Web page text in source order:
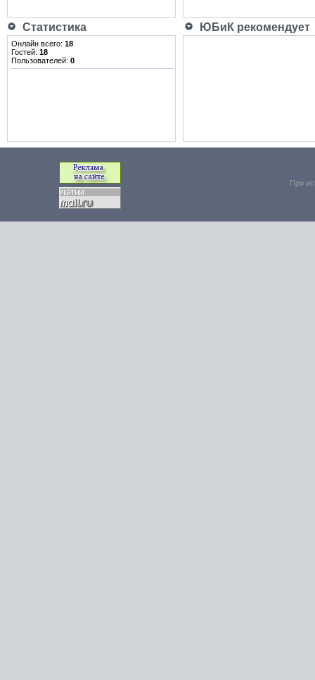
Статистика ЮБиК рекомендует
Онлайн всего: 18
Гостей: 18
Пользователей: 0
При